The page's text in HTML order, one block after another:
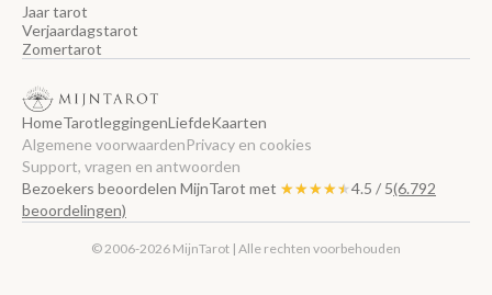
Jaar tarot
Verjaardagstarot
Zomertarot
HomeTarotleggingenLiefdeKaarten
Algemene voorwaardenPrivacy en cookies
Support, vragen en antwoorden
Bezoekers beoordelen MijnTarot met ★★★★★
★★★★★4.5 / 5(6.792
beoordelingen)
© 2006-2026 MijnTarot | Alle rechten voorbehouden